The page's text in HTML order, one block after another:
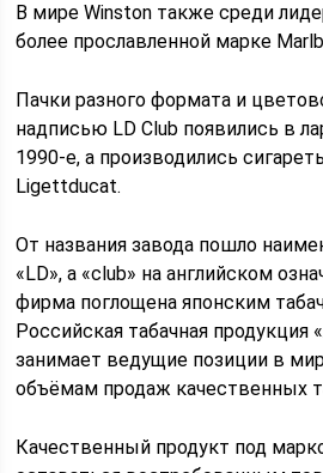
В мире Winston также среди
более прославленной марке
Пачки разного формата и
надписью LD Club появились в
1990-е, а производились
Ligettducat.
От названия завода пошло
«LD», а «club» на английском
фирма поглощена японским
Российская табачная продукция
занимает ведущие позиции в
объёмам продаж качественных
Качественный продукт под